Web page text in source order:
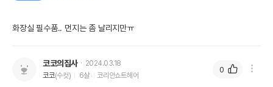
화장실 필수품.. 먼지는 좀 날리지만ㅠ
코코의집사
2024.03.18
코코(수컷) 6살 코리안쇼트헤어
0